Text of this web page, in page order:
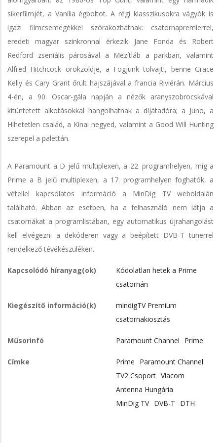
sikerfilmjét, a Vanília égboltot. A régi klasszikusokra vágyók is
igazi filmcsemegékkel szórakozhatnak: csatornapremierrel,
eredeti magyar szinkronnal érkezik Jane Fonda és Robert
Redford zseniális párosával a Mezítláb a parkban, valamint
Alfred Hitchcock örökzöldje, a Fogjunk tolvajt!, benne Grace
Kelly és Cary Grant őrült hajszájával a francia Riviérán. Március
4-én, a 90. Oscar-gála napján a nézők aranyszobrocskával
kitüntetett alkotásokkal hangolhatnak a díjátadóra; a Juno, a
Hihetetlen család, a Kínai negyed, valamint a Good Will Hunting
szerepel a palettán.
A Paramount a D jelű multiplexen, a 22. programhelyen, míg a
Prime a B jelű multiplexen, a 17. programhelyen foghatók, a
vétellel kapcsolatos információ a MinDig TV weboldalán
található. Abban az esetben, ha a felhasználó nem látja a
csatornákat a programlistában, egy automatikus újrahangolást
kell elvégezni a dekóderen vagy a beépített DVB-T tunerrel
rendelkező tévékészüléken.
Kapcsolódó híranyag(ok)
Kódolatlan hetek a Prime
csatornán
Kiegészítő információ(k)
mindigTV Premium
csatornakiosztás
Műsorinfó Paramount Channel Prime
Címke Prime
Paramount Channel
TV2 Csoport Viacom
Antenna Hungária
MinDig TV DVB-T DTH